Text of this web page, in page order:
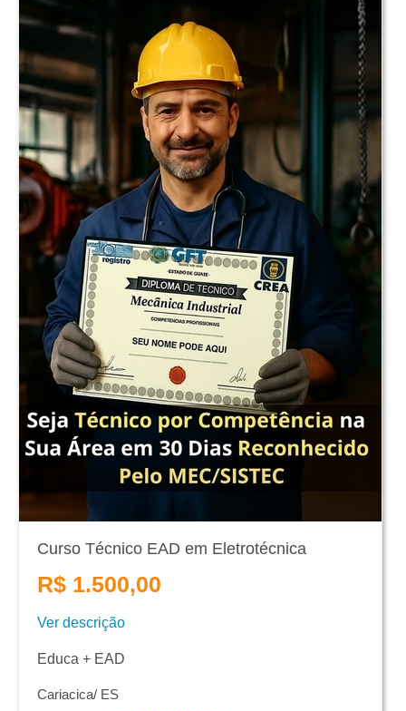
Curso Técnico EAD em Eletrotécnica
R$ 1.500,00
Ver descrição
Educa + EAD
Cariacica/ ES